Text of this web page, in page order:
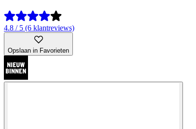
4.8 / 5 (6 klantreviews)
Opslaan in Favorieten